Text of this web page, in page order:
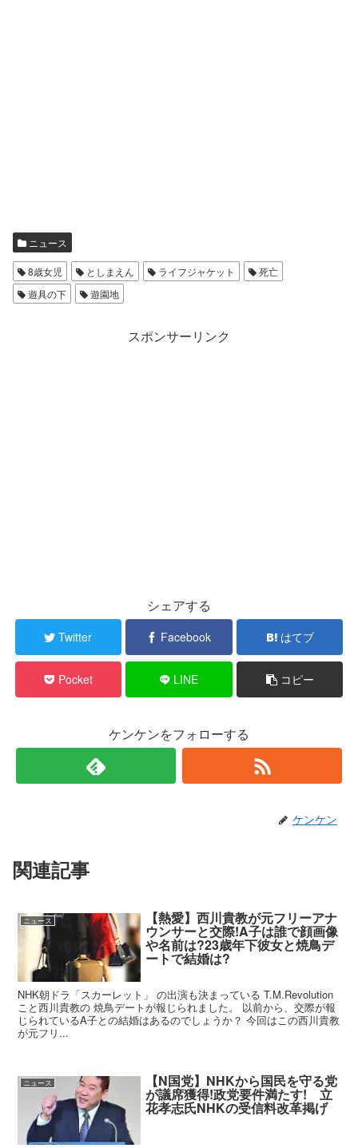
ニュース
8歳女児 としまえん ライフジャケット
死亡
遊具の下
遊園地
スポンサーリンク
シェアする
Twitter Facebook はてブ
Pocket LINE コピー
ケンケンをフォローする
ケンケン
関連記事
ニュース 【熱愛】西川貴教が元フリーアナ
ウンサーと交際!A子は誰で顔画像
や名前は?23歳年下彼女と焼鳥デ
ートで結婚は?
NHK朝ドラ「スカーレット」 の出演も決まっている T.M.Revolution
こと西川貴教の 焼鳥デートが報じられました。 以前から、交際が報
じられているA子との結婚はあるのでしょうか？ 今回はこの西川貴教
が元フリ...
ニュース 【N国党】NHKから国民を守る党
が議席獲得!政党要件満たす! 立
花孝志氏NHKの受信料改革掲げ